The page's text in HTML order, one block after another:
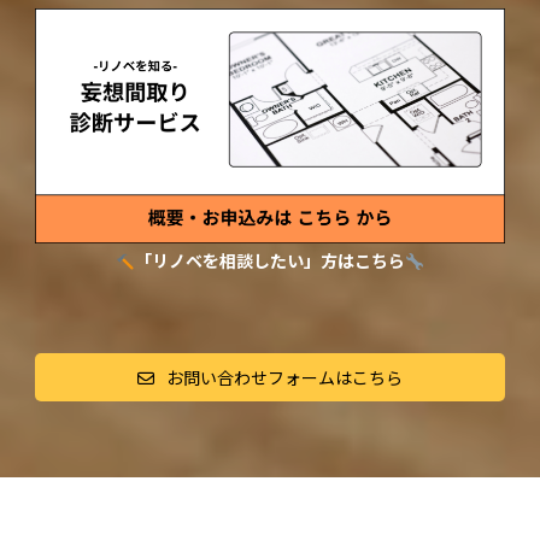
「リノベを相談したい」方はこちら
お問い合わせフォームはこちら